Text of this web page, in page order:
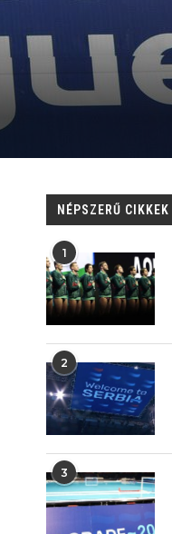
NÉPSZERŰ CIKKEK
1
2
3